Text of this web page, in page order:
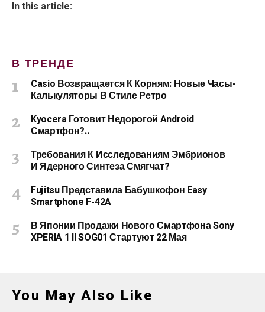
In this article:
В ТРЕНДЕ
Casio Возвращается К Корням: Новые Часы-
Калькуляторы В Стиле Ретро
Kyocera Готовит Недорогой Android
Смартфон?..
Требования К Исследованиям Эмбрионов
И Ядерного Синтеза Смягчат?
Fujitsu Представила Бабушкофон Easy
Smartphone F-42A
В Японии Продажи Нового Смартфона Sony
XPERIA 1 II SOG01 Стартуют 22 Мая
You May Also Like